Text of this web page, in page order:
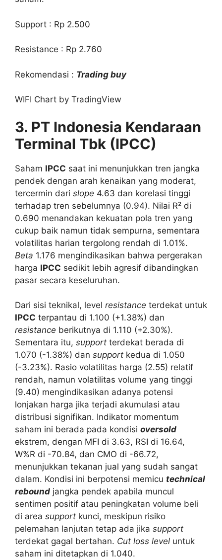
Support : Rp 2.500
Resistance : Rp 2.760
Rekomendasi : Trading buy
WIFI Chart by TradingView
3. PT Indonesia Kendaraan
Terminal Tbk (IPCC)
Saham IPCC saat ini menunjukkan tren jangka
pendek dengan arah kenaikan yang moderat,
tercermin dari slope 4.63 dan korelasi tinggi
terhadap tren sebelumnya (0.94). Nilai R² di
0.690 menandakan kekuatan pola tren yang
cukup baik namun tidak sempurna, sementara
volatilitas harian tergolong rendah di 1.01%.
Beta 1.176 mengindikasikan bahwa pergerakan
harga IPCC sedikit lebih agresif dibandingkan
pasar secara keseluruhan.
Dari sisi teknikal, level resistance terdekat untuk
IPCC terpantau di 1.100 (+1.38%) dan
resistance berikutnya di 1.110 (+2.30%).
Sementara itu, support terdekat berada di
1.070 (-1.38%) dan support kedua di 1.050
(-3.23%). Rasio volatilitas harga (2.55) relatif
rendah, namun volatilitas volume yang tinggi
(9.40) mengindikasikan adanya potensi
lonjakan harga jika terjadi akumulasi atau
distribusi signifikan. Indikator momentum
saham ini berada pada kondisi oversold
ekstrem, dengan MFI di 3.63, RSI di 16.64,
W%R di -70.84, dan CMO di -66.72,
menunjukkan tekanan jual yang sudah sangat
dalam. Kondisi ini berpotensi memicu technical
rebound jangka pendek apabila muncul
sentimen positif atau peningkatan volume beli
di area support kunci, meskipun risiko
pelemahan lanjutan tetap ada jika support
terdekat gagal bertahan. Cut loss level untuk
saham ini ditetapkan di 1.040.